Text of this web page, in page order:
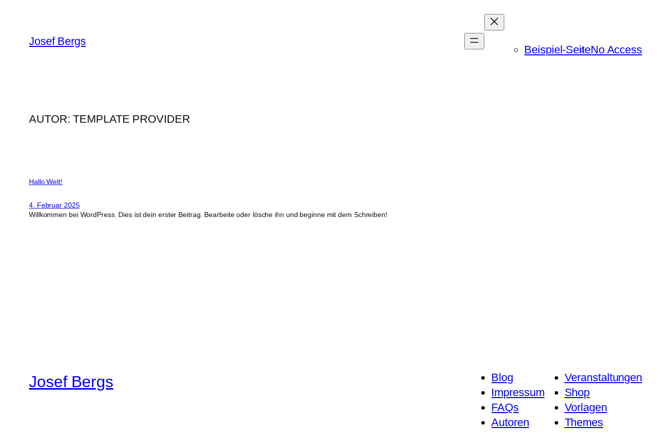
springenJosef Bergs
Beispiel-SeiteNo Access
AUTOR:TEMPLATE PROVIDER
Hallo Welt!
4. Februar 2025
Willkommen bei WordPress. Dies ist dein erster Beitrag. Bearbeite oder lösche ihn und beginne mit dem Schreiben!
Josef Bergs
Blog
Impressum
FAQs
Autoren
Veranstaltungen
Shop
Vorlagen
Themes